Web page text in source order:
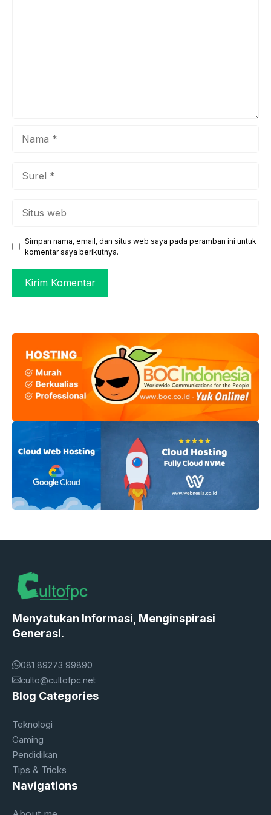
web
Simpan nama, email, dan situs web saya pada peramban ini untuk
komentar saya berikutnya.
Menyatukan Informasi, Menginspirasi
Generasi.
081 89273 99890
culto@cultofpc.net
Blog Categories
Teknologi
Gaming
Pendidikan
Tips & Tricks
Navigations